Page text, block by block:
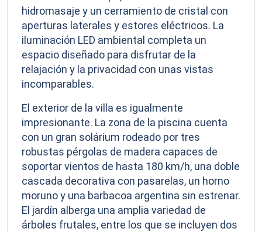
hidromasaje y un cerramiento de cristal con
aperturas laterales y estores eléctricos. La
iluminación LED ambiental completa un
espacio diseñado para disfrutar de la
relajación y la privacidad con unas vistas
incomparables.
El exterior de la villa es igualmente
impresionante. La zona de la piscina cuenta
con un gran solárium rodeado por tres
robustas pérgolas de madera capaces de
soportar vientos de hasta 180 km/h, una doble
cascada decorativa con pasarelas, un horno
moruno y una barbacoa argentina sin estrenar.
El jardín alberga una amplia variedad de
árboles frutales, entre los que se incluyen dos